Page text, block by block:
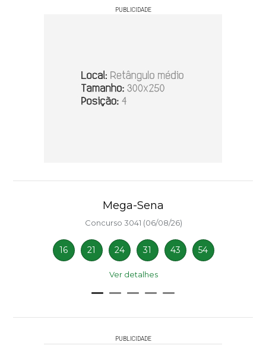
PUBLICIDADE
Mega-Sena
Concurso 3041 (06/08/26)
16 21 24 31 43 54
Ver detalhes
PUBLICIDADE